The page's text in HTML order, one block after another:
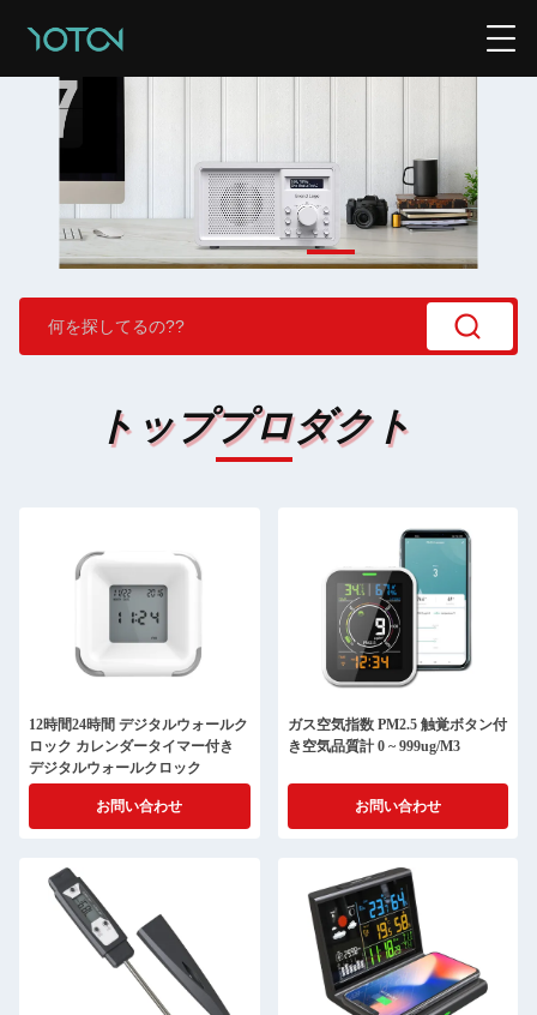
トッププロダクト
12時間24時間 デジタルウォールク
ロック カレンダータイマー付き
デジタルウォールクロック
お問い合わせ
ガス空気指数 PM2.5 触覚ボタン付
き空気品質計 0 ~ 999ug/M3
お問い合わせ